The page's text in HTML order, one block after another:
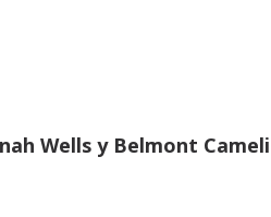
Wells y Belmont